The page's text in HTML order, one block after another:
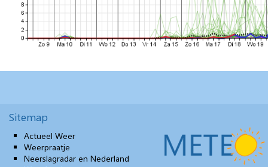
Sitemap
Actueel Weer
Weerpraatje
Neerslagradar en Nederland